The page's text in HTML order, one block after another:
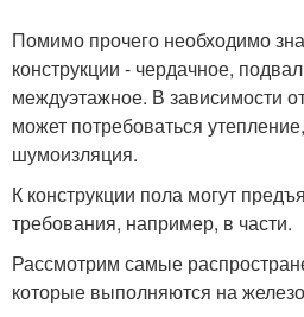
Помимо прочего необходимо
конструкции - чердачное,
междуэтажное. В зависимости
может потребоваться
шумоизляция.
К конструкции пола могут
требования, например, в части.
Рассмотрим самые
которые выполняются на